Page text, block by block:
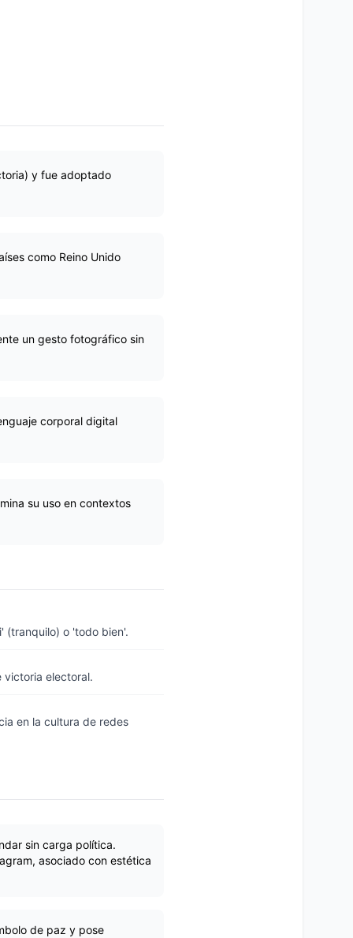
y fue adoptado
como Reino Unido
un gesto fotográfico sin
corporal digital
su uso en contextos
(tranquilo) o 'todo bien'.
victoria electoral.
en la cultura de redes
sin carga política.
asociado con estética
de paz y pose